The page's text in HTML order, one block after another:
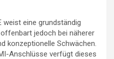
weist eine grundständig
jedoch bei näherer
konzeptionelle Schwächen.
Anschlüsse verfügt dieses